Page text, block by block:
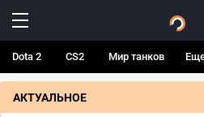
Dota 2 CS2 Мир танков
АКТУАЛЬНОЕ